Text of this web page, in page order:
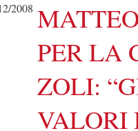
2008
PER LA
ZOLI:
VALORI